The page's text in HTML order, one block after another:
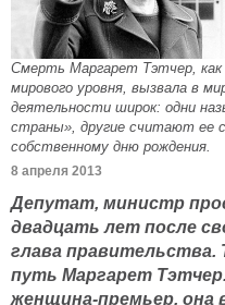
Смерть Маргарет Тэтчер, как
мирового уровня, вызвала в
деятельности широк: одни
страны», другие считают ее
собственному дню рождения.
8 апреля 2013
Депутат, министр
двадцать лет после
глава правительства.
путь Маргарет
женщина-премьер, она